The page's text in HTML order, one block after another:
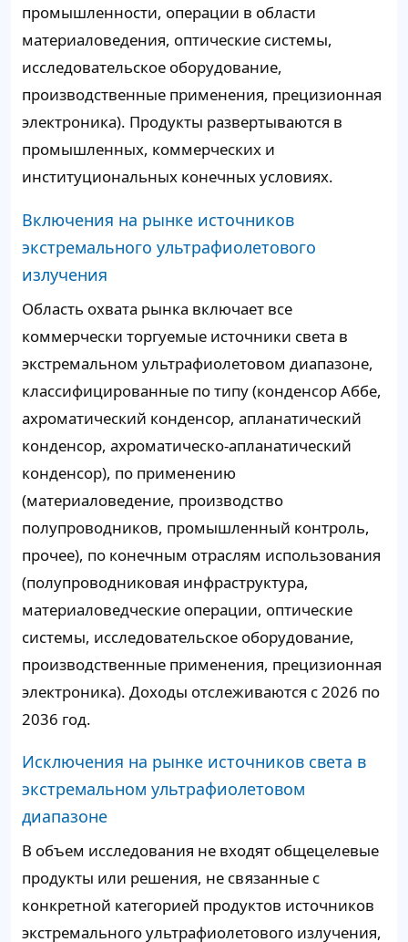
промышленности, операции в области
материаловедения, оптические системы,
исследовательское оборудование,
производственные применения, прецизионная
электроника). Продукты развертываются в
промышленных, коммерческих и
институциональных конечных условиях.
Включения на рынке источников
экстремального ультрафиолетового
излучения
Область охвата рынка включает все
коммерчески торгуемые источники света в
экстремальном ультрафиолетовом диапазоне,
классифицированные по типу (конденсор Аббе,
ахроматический конденсор, апланатический
конденсор, ахроматическо-апланатический
конденсор), по применению
(материаловедение, производство
полупроводников, промышленный контроль,
прочее), по конечным отраслям использования
(полупроводниковая инфраструктура,
материаловедческие операции, оптические
системы, исследовательское оборудование,
производственные применения, прецизионная
электроника). Доходы отслеживаются с 2026 по
2036 год.
Исключения на рынке источников света в
экстремальном ультрафиолетовом
диапазоне
В объем исследования не входят общецелевые
продукты или решения, не связанные с
конкретной категорией продуктов источников
экстремального ультрафиолетового излучения,